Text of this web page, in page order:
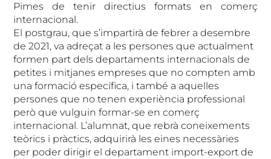
Pimes de tenir directius formats en comerç
internacional.
El postgrau, que s’impartirà de febrer a desembre
de 2021, va adreçat a les persones que actualment
formen part dels departaments internacionals de
petites i mitjanes empreses que no compten amb
una formació específica, i també a aquelles
persones que no tenen experiència professional
però que vulguin formar-se en comerç
internacional. L’alumnat, que rebrà coneixements
teòrics i pràctics, adquirirà les eines necessàries
per poder dirigir el departament import-export de